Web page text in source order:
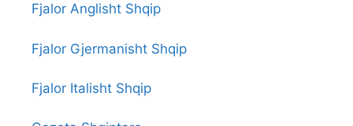
Fjalor Anglisht Shqip
Fjalor Gjermanisht Shqip
Fjalor Italisht Shqip